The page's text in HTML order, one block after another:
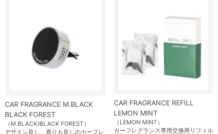
CAR FRAGRANCE M.BLACK
BLACK FOREST
（M.BLACK/BLACK FOREST）
デザイン良し、香りも良しのカーフレ
CAR FRAGRANCE REFILL
LEMON MINT
（LEMON MINT）
カーフレグランス専用交換用リフィル